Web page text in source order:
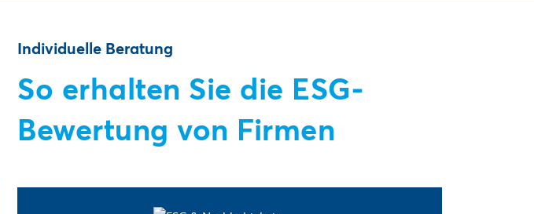
Individuelle Beratung
So erhalten Sie die ESG-
Bewertung von Firmen